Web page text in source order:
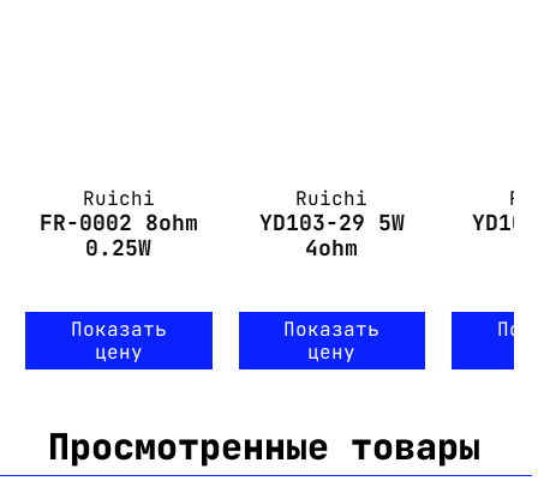
Ruichi
FR-0002 8ohm
0.25W
Показать
цену
Ruichi
YD103-29 5W
4ohm
Показать
цену
Просмотренные товары